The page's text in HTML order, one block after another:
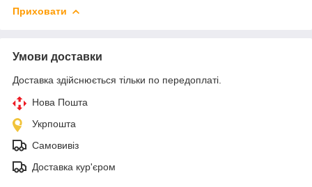
Приховати
Умови доставки
Доставка здійснюється тільки по передоплаті.
Нова Пошта
Укрпошта
Самовивіз
Доставка кур'єром